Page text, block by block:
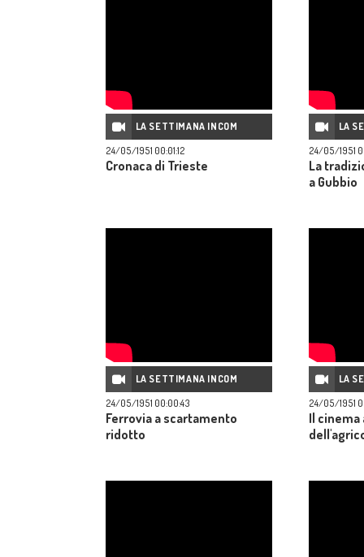
LA SETTIMANA INCOM
24/05/1951 00:01:12
Cronaca di Trieste
LA
24/05/1951
La
a Gubbio
LA SETTIMANA INCOM
24/05/1951 00:00:43
Ferrovia a scartamento
ridotto
LA
24/05/1951
Il cinema